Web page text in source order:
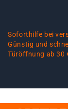
Soforthilfe bei
Günstig und
Türöffnung ab 30